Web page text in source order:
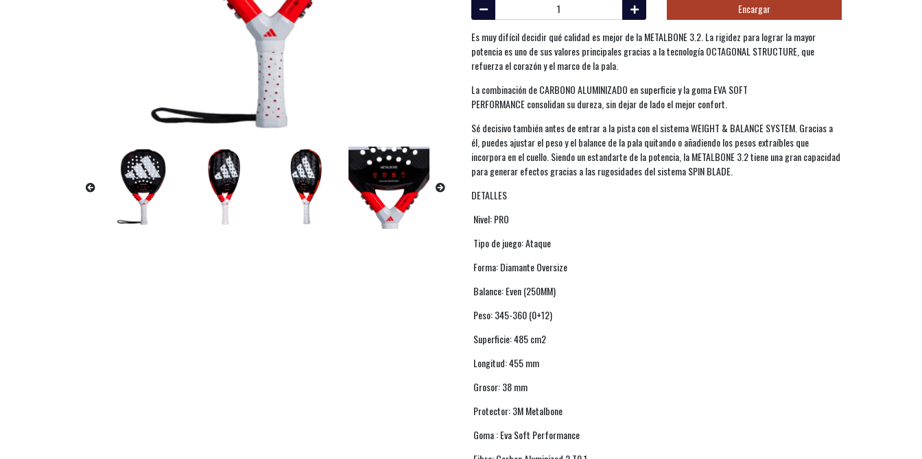
Encargar
Es muy difícil decidir qué calidad es mejor de la METALBONE 3.2. La rigidez para lograr la mayor
potencia es uno de sus valores principales gracias a la tecnología OCTAGONAL STRUCTURE, que
refuerza el corazón y el marco de la pala.
La combinación de CARBONO ALUMINIZADO en superficie y la goma EVA SOFT
PERFORMANCE consolidan su dureza, sin dejar de lado el mejor confort.
Sé decisivo también antes de entrar a la pista con el sistema WEIGHT & BALANCE SYSTEM. Gracias a
él, puedes ajustar el peso y el balance de la pala quitando o añadiendo los pesos extraíbles que
incorpora en el cuello. Siendo un estandarte de la potencia, la METALBONE 3.2 tiene una gran capacidad
para generar efectos gracias a las rugosidades del sistema SPIN BLADE.
DETALLES
Nivel: PRO
Tipo de juego: Ataque
Forma: Diamante Oversize
Balance: Even (250MM)
Peso: 345-360 (0+12)
Superficie: 485 cm2
Longitud: 455 mm
Grosor: 38 mm
Protector: 3M Metalbone
Goma : Eva Soft Performance